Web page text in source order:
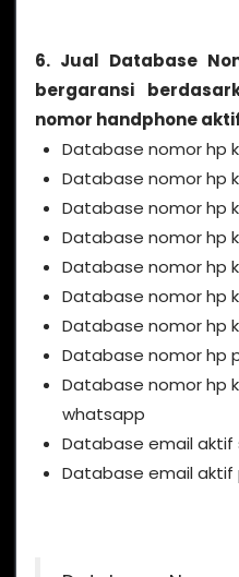
6. Jual Database
bergaransi
nomor handphone
Database nomor hp
Database nomor hp
Database nomor hp
Database nomor hp
Database nomor hp
Database nomor hp
Database nomor hp
Database nomor hp
Database nomor hp
whatsapp
Database email aktif
Database email aktif